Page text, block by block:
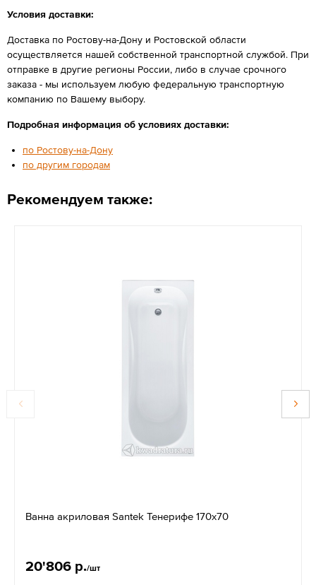
Условия доставки:
Доставка по Ростову-на-Дону и Ростовской области
осуществляется нашей собственной транспортной службой. При
отправке в другие регионы России, либо в случае срочного
заказа - мы используем любую федеральную транспортную
компанию по Вашему выбору.
Подробная информация об условиях доставки:
по Ростову-на-Дону
по другим городам
Рекомендуем также:
Ванна акриловая Santek Тенерифе 170х70
20'806 р./шт